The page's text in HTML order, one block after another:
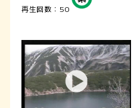
再生回数：50